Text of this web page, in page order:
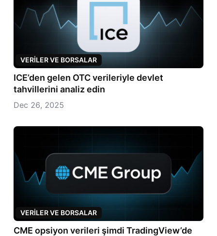
VERILER VE BORSALAR
ICE’den gelen OTC verileriyle devlet
tahvillerini analiz edin
Dec 26, 2025
VERILER VE BORSALAR
CME opsiyon verileri şimdi TradingView’de